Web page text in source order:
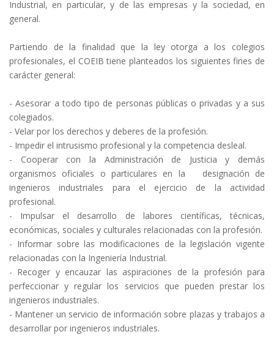
Industrial, en particular, y de las empresas y la sociedad, en
general.
Partiendo de la finalidad que la ley otorga a los colegios
profesionales, el COEIB tiene planteados los siguientes fines de
carácter general:
- Asesorar a todo tipo de personas públicas o privadas y a sus
colegiados.
- Velar por los derechos y deberes de la profesión.
- Impedir el intrusismo profesional y la competencia desleal.
- Cooperar con la Administración de Justicia y demás
organismos oficiales o particulares en la designación de
ingenieros industriales para el ejercicio de la actividad
profesional.
- Impulsar el desarrollo de labores científicas, técnicas,
económicas, sociales y culturales relacionadas con la profesión.
- Informar sobre las modificaciones de la legislación vigente
relacionadas con la Ingeniería Industrial.
- Recoger y encauzar las aspiraciones de la profesión para
perfeccionar y regular los servicios que pueden prestar los
ingenieros industriales.
- Mantener un servicio de información sobre plazas y trabajos a
desarrollar por ingenieros industriales.